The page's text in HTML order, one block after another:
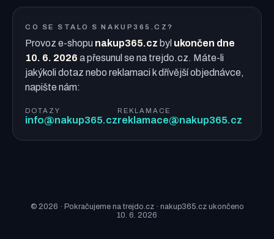
CO SE STALO S NAKUP365.CZ?
Provoz e-shopu nakup365.cz byl ukončen dne
10. 6. 2026 a přesunul se na trejdo.cz. Máte-li
jakýkoli dotaz nebo reklamaci k dřívější objednávce,
napište nám:
DOTAZY
info@nakup365.cz
REKLAMACE
reklamace@nakup365.cz
© 2026 · Pokračujeme na trejdo.cz · nakup365.cz ukončeno
10. 6. 2026